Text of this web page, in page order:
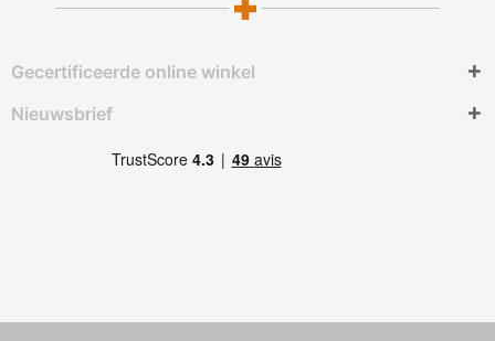
Gecertificeerde online winkel
Nieuwsbrief